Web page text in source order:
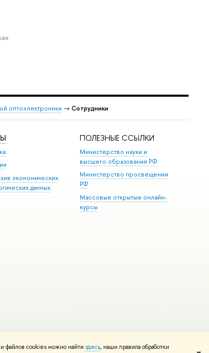
файлов cookies можно найти здесь, наши правила обработки
оптоэлектроники → Сотрудники
экономических
данных
ПОЛЕЗНЫЕ ССЫЛКИ
Министерство науки и
высшего образования РФ
Министерство просвещения
РФ
Массовые открытые онлайн-
курсы
Редактору
сайта